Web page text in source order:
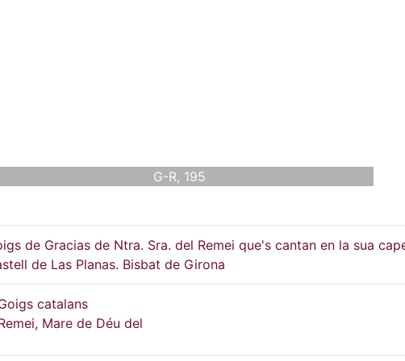
G-R, 195
de Gracias de Ntra. Sra. del Remei que's cantan en la sua
de Las Planas. Bisbat de Girona
catalans
Mare de Déu del